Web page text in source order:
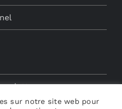
sur notre site web pour